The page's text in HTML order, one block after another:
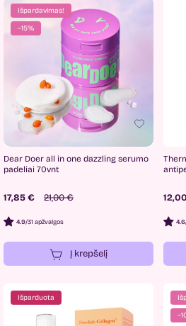
Išpardavimas!
−15%
Dear Doer all in one dazzling serumo
padeliai 70vnt
17,85 € 21,00 €
4.9/31 apžvalgos
Į krepšelį
4.6
Išparduota